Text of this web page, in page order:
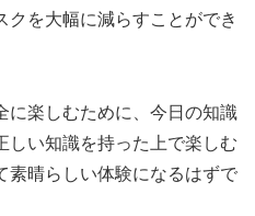
クを大幅に減らすことができ
に楽しむために、今日の知識
しい知識を持った上で楽しむ
素晴らしい体験になるはずで